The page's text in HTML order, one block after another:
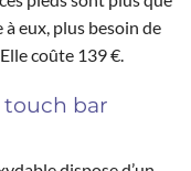
eux, plus besoin de
coûte 139 €.
touch bar